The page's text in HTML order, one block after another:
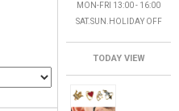
MON-FRI 13:00 - 16:00
SAT.SUN.HOLIDAY OFF
TODAY VIEW